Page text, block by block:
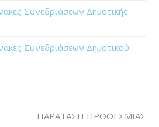
Συνεδριάσεων Δημοτικής
Συνεδριάσεων Δημοτικού
ΠΑΡΑΤΑΣΗ ΠΡΟΘΕΣΜΙΑΣ